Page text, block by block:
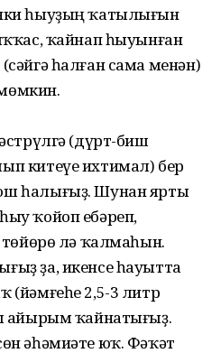
һыуҙың ҡатылығын
ҡайнап һыуынған
һалған сама менән)
(дүрт-биш
китеүе ихтимал) бер
һалығыҙ. Шунан ярты
ҡойоп ебәреп,
төйөрө лә ҡалмаһын.
ҙа, икенсе һауытта
(йәмғеһе 2,5-3 литр
айырым ҡайнатығыҙ.
әһәмиәте юҡ. Фәҡәт